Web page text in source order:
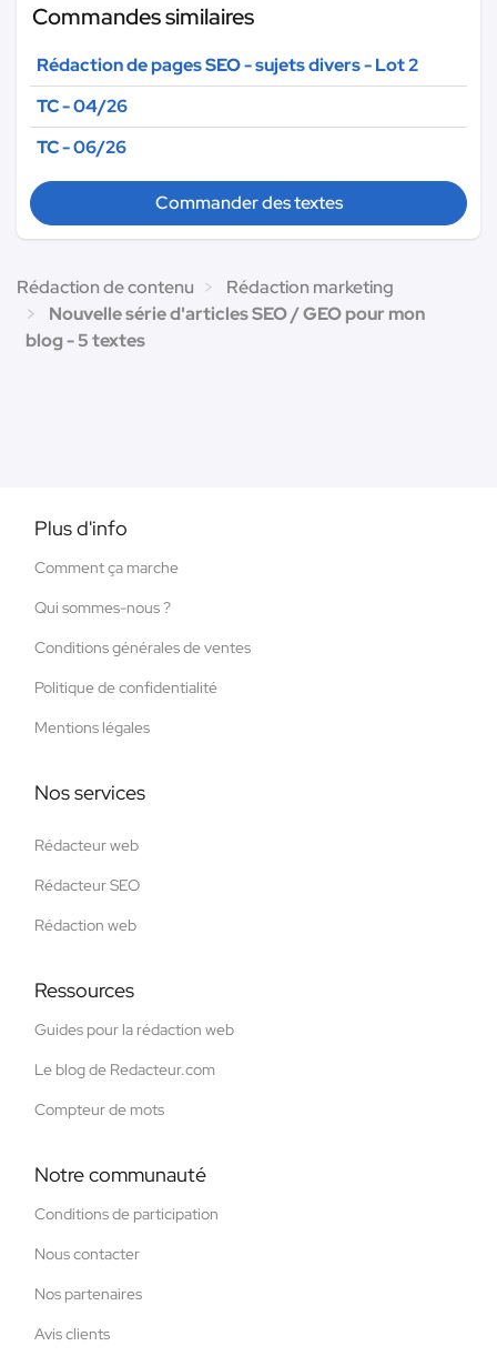
Commandes similaires
Rédaction de pages SEO - sujets divers - Lot 2
TC - 04/26
TC - 06/26
Commander des textes
Rédaction de contenu
Rédaction marketing
Nouvelle série d'articles SEO / GEO pour mon
blog - 5 textes
Plus d'info
Comment ça marche
Qui sommes-nous ?
Conditions générales de ventes
Politique de confidentialité
Mentions légales
Nos services
Rédacteur web
Rédacteur SEO
Rédaction web
Ressources
Guides pour la rédaction web
Le blog de Redacteur.com
Compteur de mots
Notre communauté
Conditions de participation
Nous contacter
Nos partenaires
Avis clients